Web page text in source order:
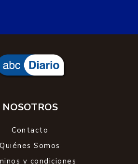
NOSOTROS
Contacto
Quiénes Somos
y condiciones